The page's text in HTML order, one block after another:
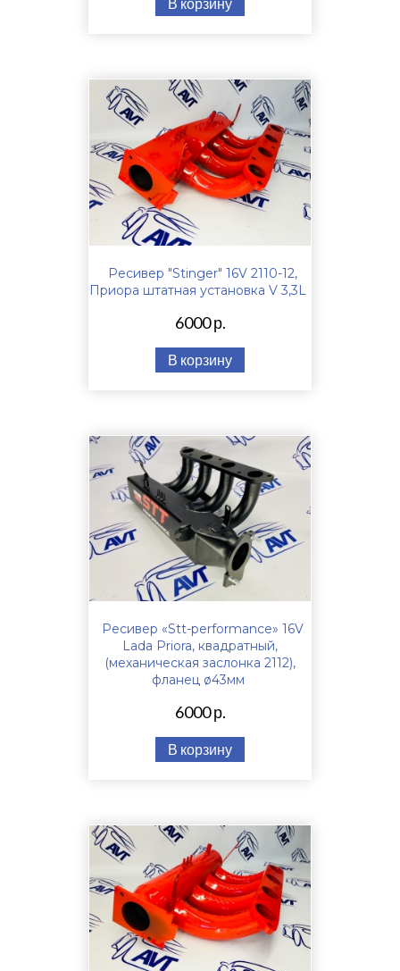
Ресивер "Stinger" 16V 2110-12,
Приора штатная установка V 3,3L
6000 р.
В корзину
Ресивер «Stt-performance» 16V
Lada Priora, квадратный,
(механическая заслонка 2112),
фланец ø43мм
6000 р.
В корзину